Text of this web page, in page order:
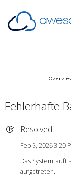
Fehlerhafte
Resolved
Feb 3, 2026 3:20
Das System
aufgetreten.
---